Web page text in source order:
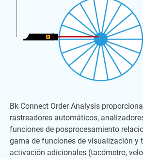
Bk Connect Order Analysis
rastreadores automáticos,
funciones de posprocesamiento
gama de funciones de visualización y
activación adicionales (tacómetro,